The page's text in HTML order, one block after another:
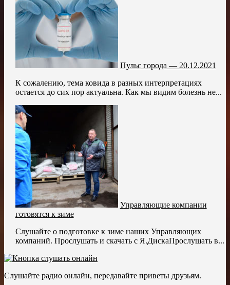
Пульс города — 20.12.2021
К сожалению, тема ковида в разных интерпретациях
остается до сих пор актуальна. Как мы видим болезнь не...
Управляющие компании
готовятся к зиме
Слушайте о подготовке к зиме наших Управляющих
компаний. Прослушать и скачать с Я.ДискаПрослушать в...
Слушайте радио онлайн, передавайте приветы друзьям.